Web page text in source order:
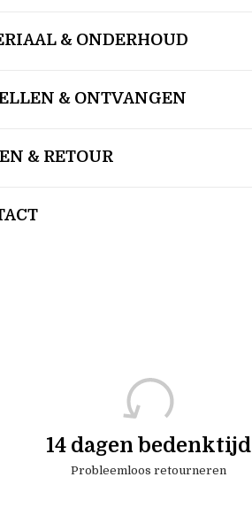
& ONDERHOUD
& ONTVANGEN
& RETOUR
14 dagen bedenktijd
Probleemloos retourneren